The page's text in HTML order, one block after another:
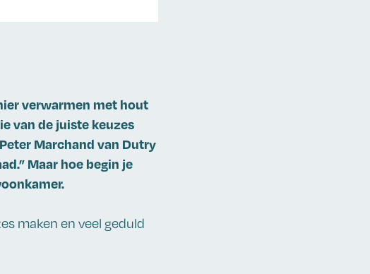
verwarmen met hout
van de juiste keuzes
Marchand van Dutry
Maar hoe begin je
maken en veel geduld